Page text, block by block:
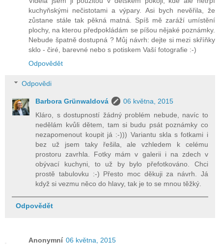
kuchyňskými nečistotami a výpary. Asi bych nevěřila, že
zůstane stále tak pěkná matná. Spíš mě zaráží umístění
plochy, na kterou předpokládám se píšou nějaké poznámky.
Nebude špatně dostupná ? Můj návrh: dejte si mezi skříňky
sklo - čiré, barevné nebo s potiskem Vaší fotografie :-)
Odpovědět
Odpovědi
Barbora Grünwaldová
06 května, 2015
Kláro, s dostupností žádný problém nebude, navíc to
nedělám kvůli dětem, tam si budu psát poznámky co
nezapomenout koupit já :-))) Variantu skla s fotkami i
bez už jsem taky řešila, ale vzhledem k celému
prostoru zavrhla. Fotky mám v galerii i na zdech v
obývací kuchyni, to už by bylo přefotkováno. Chci
prostě tabulovku :-) Přesto moc děkuji za návrh. Já
když si vezmu něco do hlavy, tak je to se mnou těžký.
Odpovědět
Anonymní 06 května, 2015